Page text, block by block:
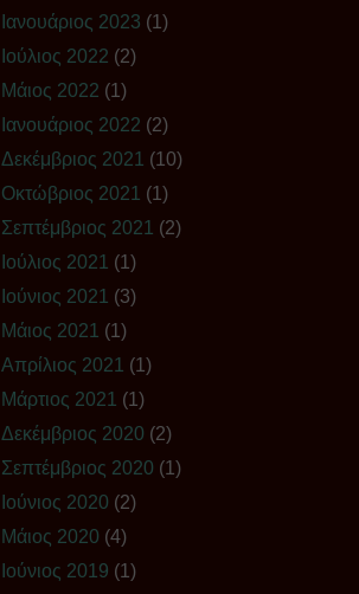
Ιανουάριος 2023 (1)
Ιούλιος 2022 (2)
Μάιος 2022 (1)
Ιανουάριος 2022 (2)
Δεκέμβριος 2021 (10)
Οκτώβριος 2021 (1)
Σεπτέμβριος 2021 (2)
Ιούλιος 2021 (1)
Ιούνιος 2021 (3)
Μάιος 2021 (1)
Απρίλιος 2021 (1)
Μάρτιος 2021 (1)
Δεκέμβριος 2020 (2)
Σεπτέμβριος 2020 (1)
Ιούνιος 2020 (2)
Μάιος 2020 (4)
Ιούνιος 2019 (1)